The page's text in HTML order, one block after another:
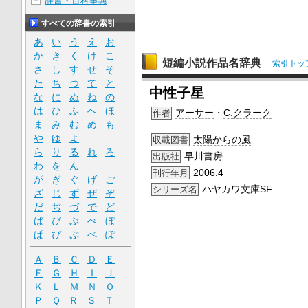
短編小説作品名辞典 索引トッ
中性子星
作者 アーサー ・ C. クラーク
収載図書 太陽からの風
出版社 早川書房
刊行年月 2006.4
シリーズ名 ハヤカワ文庫SF
すべての辞書の索引
あ い う え
お
か
き く け
こ
さ
し す せ
そ
た
ち つ て
と
な
に ぬ ね
の
は
ひ ふ へ
ほ
ま
み む め
も
や
ゆ
よ
ら
り る れ
ろ
わ
を
ん
が
ぎ ぐ げ
ご
ざ
じ ず ぜ
ぞ
だ
ぢ づ で
ど
ば
び ぶ べ
ぼ
ぱ
ぴ ぷ ぺ ぽ
Ａ Ｂ Ｃ Ｄ
Ｅ
Ｆ
Ｇ Ｈ Ｉ
Ｊ
Ｋ
Ｌ Ｍ Ｎ
Ｏ
Ｐ
Ｑ Ｒ Ｓ
Ｔ